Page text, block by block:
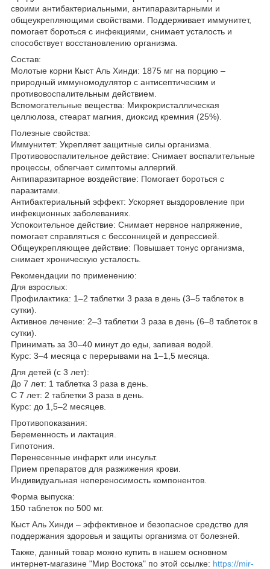
своими антибактериальными, антипаразитарными и
общеукрепляющими свойствами. Поддерживает иммунитет,
помогает бороться с инфекциями, снимает усталость и
способствует восстановлению организма.
Состав:
Молотые корни Кыст Аль Хинди: 1875 мг на порцию –
природный иммуномодулятор с антисептическим и
противовоспалительным действием.
Вспомогательные вещества: Микрокристаллическая
целлюлоза, стеарат магния, диоксид кремния (25%).
Полезные свойства:
Иммунитет: Укрепляет защитные силы организма.
Противовоспалительное действие: Снимает воспалительные
процессы, облегчает симптомы аллергий.
Антипаразитарное воздействие: Помогает бороться с
паразитами.
Антибактериальный эффект: Ускоряет выздоровление при
инфекционных заболеваниях.
Успокоительное действие: Снимает нервное напряжение,
помогает справляться с бессонницей и депрессией.
Общеукрепляющее действие: Повышает тонус организма,
снимает хроническую усталость.
Рекомендации по применению:
Для взрослых:
Профилактика: 1–2 таблетки 3 раза в день (3–5 таблеток в
сутки).
Активное лечение: 2–3 таблетки 3 раза в день (6–8 таблеток в
сутки).
Принимать за 30–40 минут до еды, запивая водой.
Курс: 3–4 месяца с перерывами на 1–1,5 месяца.
Для детей (с 3 лет):
До 7 лет: 1 таблетка 3 раза в день.
С 7 лет: 2 таблетки 3 раза в день.
Курс: до 1,5–2 месяцев.
Противопоказания:
Беременность и лактация.
Гипотония.
Перенесенные инфаркт или инсульт.
Прием препаратов для разжижения крови.
Индивидуальная непереносимость компонентов.
Форма выпуска:
150 таблеток по 500 мг.
Кыст Аль Хинди – эффективное и безопасное средство для
поддержания здоровья и защиты организма от болезней.
Также, данный товар можно купить в нашем основном
интернет-магазине "Мир Востока" по этой ссылке: https://mir-